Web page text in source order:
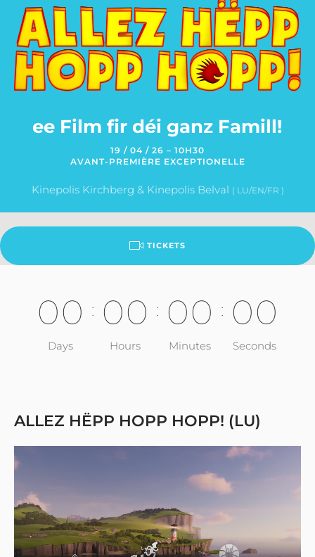
ee Film fir déi ganz Famill!
19 / 04 / 26 – 10H30
AVANT-PREMIÈRE EXCEPTIONELLE
Kinepolis Kirchberg & Kinepolis Belval ( LU/EN/FR )
TICKETS
00
Days
: 00
Hours
: 00
Minutes
: 00
Seconds
ALLEZ HËPP HOPP HOPP! (LU)